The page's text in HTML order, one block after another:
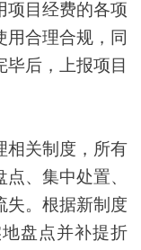
项目经费的各项
用合理合规，同
毕后，上报项目
相关制度，所有
、集中处置、
失。根据新制度
盘点并补提折